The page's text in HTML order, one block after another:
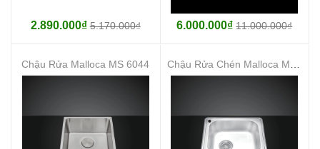
2.890.000₫5.170.000₫ 6.000.000₫11.000.000₫
Chậu Rửa Malloca MS 6044